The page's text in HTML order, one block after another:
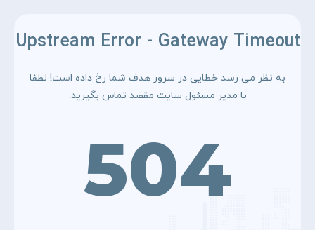
Upstream Error - Gateway Timeout
به نظر می رسد خطایی در سرور هدف شما رخ داده است! لطفا
با مدیر مسئول سایت مقصد تماس بگیرید.
504